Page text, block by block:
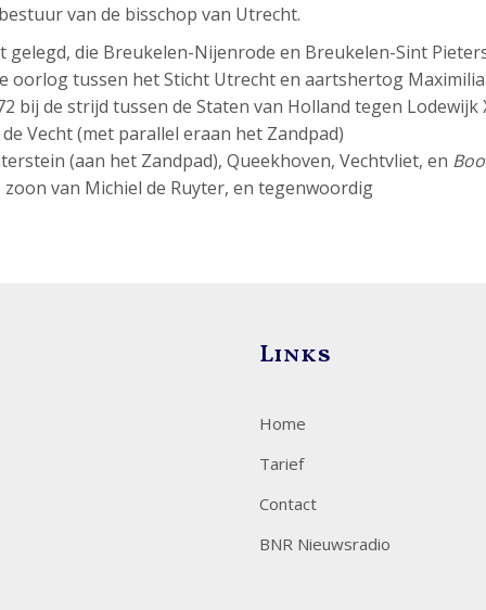
van de bisschop van Utrecht.
gelegd, die Breukelen-Nijenrode en Breukelen-Sint
oorlog tussen het Sticht Utrecht en aartshertog
bij de strijd tussen de Staten van Holland tegen Lodewijk
Vecht (met parallel eraan het Zandpad)
(aan het Zandpad), Queekhoven, Vechtvliet, en
van Michiel de Ruyter, en tegenwoordig
Links
Home
Tarief
Contact
BNR Nieuwsradio